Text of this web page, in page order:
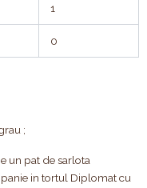
1
0
;
un pat de sarlota
in tortul Diplomat cu